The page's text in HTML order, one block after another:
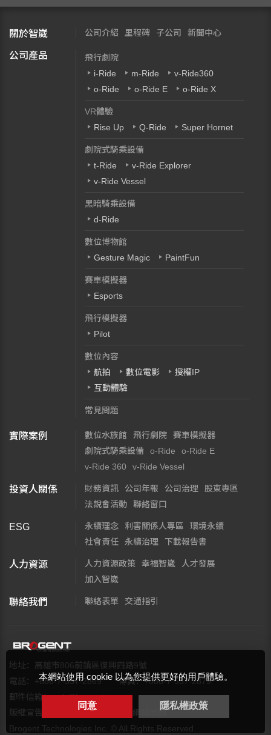
本網站使用 cookie 以為您提供更好的用戶體驗。
隱私權政策
同意
關於智崴 公司介紹 里程碑 子公司 新聞中心
公司產品
飛行劇院
i-Ride
m-Ride
v-Ride360
o-Ride
o-Ride E o-Ride X
VR體驗
Rise Up
Q-Ride Super Hornet
劇院式騎乘設備
t-Ride
v-Ride Explorer
v-Ride Vessel
黑暗騎乘設備
d-Ride
數位博物館
Gesture Magic
PaintFun
賽車模擬器
Esports
飛行模擬器
Pilot
數位內容
航拍
數位電影
授權IP
互動體驗
常見問題
實際案例 數位水族館 飛行劇院
賽車模擬器
劇院式騎乘設備
o-Ride
o-Ride E
v-Ride 360
v-Ride Vessel
投資人關係 財務資訊 公司年報 公司治理
股東專區
法說會活動
聯絡窗口
ESG 永續理念 利害關係人專區
環境永續
社會責任
永續治理 下載報告書
人力資源 人力資源政策 幸福智崴
人才發展
加入智崴
聯絡我們 聯絡表單 交通指引
地址：高雄市806前鎮區復興四路9號
電話：+886-7-537-2869
傳真：+886-7-537-2879
郵件信箱：web@brogent.com
版權宣告
隱私權保護政策
網站地圖
Brogent Technologies Inc. © All Rights Reserved.